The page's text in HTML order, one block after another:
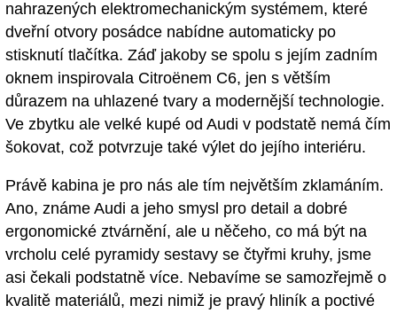
nahrazených elektromechanickým systémem, které
dveřní otvory posádce nabídne automaticky po
stisknutí tlačítka. Záď jakoby se spolu s jejím zadním
oknem inspirovala Citroënem C6, jen s větším
důrazem na uhlazené tvary a modernější technologie.
Ve zbytku ale velké kupé od Audi v podstatě nemá čím
šokovat, což potvrzuje také výlet do jejího interiéru.
Právě kabina je pro nás ale tím největším zklamáním.
Ano, známe Audi a jeho smysl pro detail a dobré
ergonomické ztvárnění, ale u něčeho, co má být na
vrcholu celé pyramidy sestavy se čtyřmi kruhy, jsme
asi čekali podstatně více. Nebavíme se samozřejmě o
kvalitě materiálů, mezi nimiž je pravý hliník a poctivé